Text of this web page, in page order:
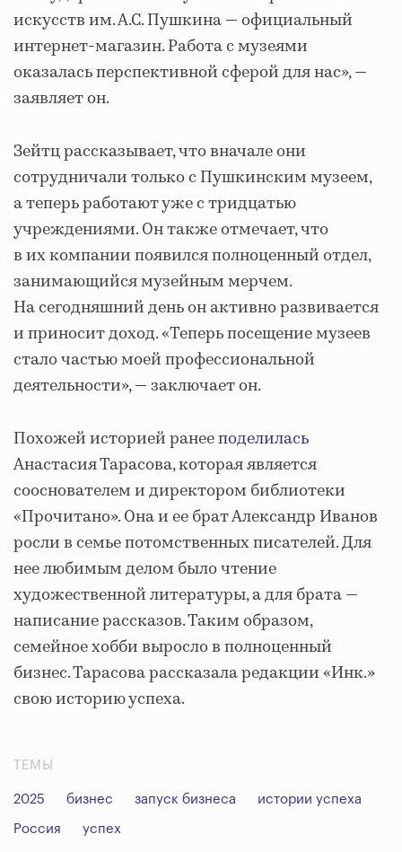
искусств им. А.С. Пушкина — официальный
интернет-магазин. Работа с музеями
оказалась перспективной сферой для нас», —
заявляет он.
Зейтц рассказывает, что вначале они
сотрудничали только с Пушкинским музеем,
а теперь работают уже с тридцатью
учреждениями. Он также отмечает, что
в их компании появился полноценный отдел,
занимающийся музейным мерчем.
На сегодняшний день он активно развивается
и приносит доход. «Теперь посещение музеев
стало частью моей профессиональной
деятельности», — заключает он.
Похожей историей ранееподелилась
Анастасия Тарасова, которая является
сооснователем и директором библиотеки
«Прочитано». Она и ее брат Александр Иванов
росли в семье потомственных писателей. Для
нее любимым делом было чтение
художественной литературы, а для брата —
написание рассказов. Таким образом,
семейное хобби выросло в полноценный
бизнес. Тарасова рассказала редакции «Инк.»
свою историю успеха.
ТЕМЫ
2025 бизнес запуск бизнеса истории успеха
Россия успех